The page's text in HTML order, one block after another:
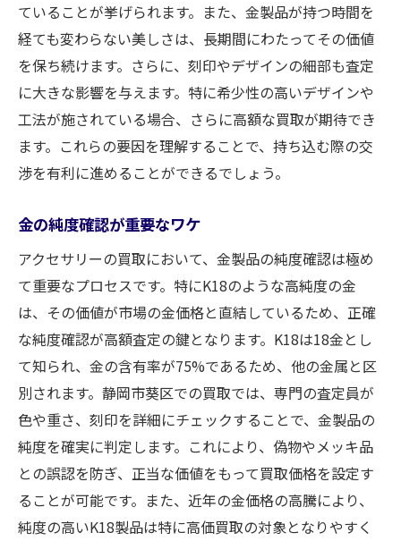
ていることが挙げられます。また、金製品が持つ時間を
経ても変わらない美しさは、長期間にわたってその価値
を保ち続けます。さらに、刻印やデザインの細部も査定
に大きな影響を与えます。特に希少性の高いデザインや
工法が施されている場合、さらに高額な買取が期待でき
ます。これらの要因を理解することで、持ち込む際の交
渉を有利に進めることができるでしょう。
金の純度確認が重要なワケ
アクセサリーの買取において、金製品の純度確認は極め
て重要なプロセスです。特にK18のような高純度の金
は、その価値が市場の金価格と直結しているため、正確
な純度確認が高額査定の鍵となります。K18は18金とし
て知られ、金の含有率が75%であるため、他の金属と区
別されます。静岡市葵区での買取では、専門の査定員が
色や重さ、刻印を詳細にチェックすることで、金製品の
純度を確実に判定します。これにより、偽物やメッキ品
との誤認を防ぎ、正当な価値をもって買取価格を設定す
ることが可能です。また、近年の金価格の高騰により、
純度の高いK18製品は特に高価買取の対象となりやすく